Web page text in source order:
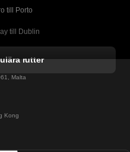
till Porto
till Dublin
till Faro
till Madrid
rutter
Malta
Kong